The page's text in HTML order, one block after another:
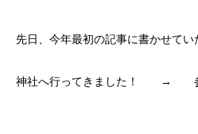
先日、今年最初の記事に書かせてい
神社へ行ってきました！ → 参